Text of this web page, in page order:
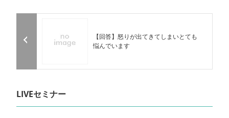
【回答】怒りが出てきてしまいとても
悩んでいます
LIVEセミナー